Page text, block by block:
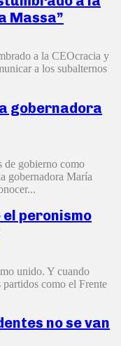
Massa”
a la CEOcracia y
a los subalternos
gobernadora
de gobierno como
gobernadora María
el peronismo
unido. Y cuando
como el Frente
no se van